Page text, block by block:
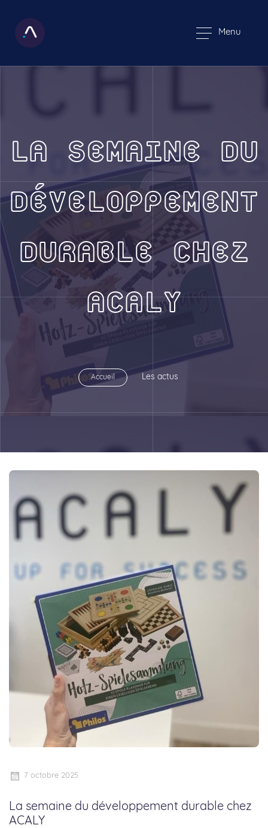
Menu
LA SEMAINE DU
DÉVELOPPEMENT
DURABLE CHEZ
ACALY
Accueil Les actus
7 octobre 2025
La semaine du développement durable chez
ACALY